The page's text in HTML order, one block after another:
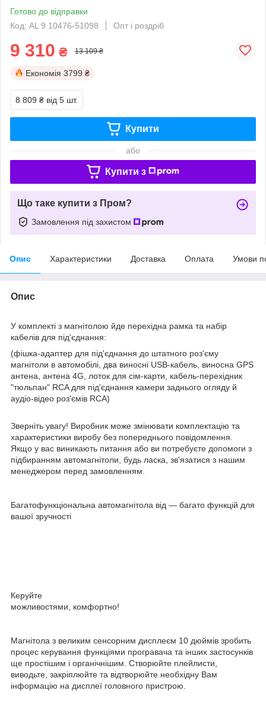
Готово до відправки
Код: AL 9 10476-51098
Опт і роздріб
9 310 ₴ 13 109 ₴
Економія 3799 ₴
8 809 ₴ від 5 шт.
Купити
або
Купити з
Що таке купити з Пром?
Замовлення під захистом
Опис Характеристики Доставка Оплата Умови
Опис
У комплекті з магнітолою йде перехідна рамка та набір
кабелів для під'єднання:
(фішка-адаптер для під'єднання до штатного роз'єму
магнітоли в автомобілі, два виносні USB-кабель, виносна GPS
антена, антена 4G, лоток для сім-карти, кабель-перехідник
"тюльпан" RCA для під'єднання камери заднього огляду й
аудіо-відео роз'ємів RCA)
Зверніть увагу! Виробник може змінювати комплектацію та
характеристики виробу без попереднього повідомлення.
Якщо у вас виникають питання або ви потребуєте допомоги з
підбиранням автомагнітоли, будь ласка, зв'язатися з нашим
менеджером перед замовленням.
Багатофункціональна автомагнітола від — багато функцій для
вашої зручності
Керуйте
можливостями, комфортно!
Магнітола з великим сенсорним дисплеєм 10 дюймів зробить
процес керування функціями програвача та інших застосунків
ще простішим і органічнішим. Створюйте плейлисти,
виводьте, закріплюйте та відтворюйте необхідну Вам
інформацію на дисплеї головного пристрою.